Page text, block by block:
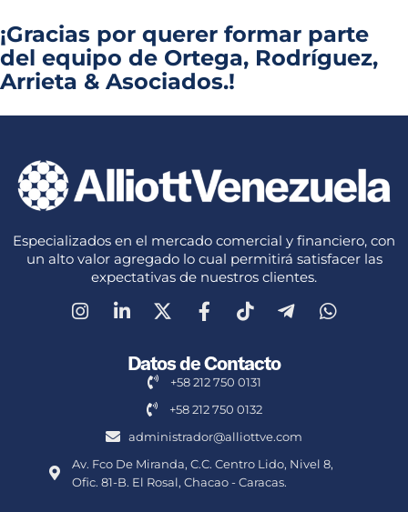
¡Gracias por querer formar parte
del equipo de Ortega, Rodríguez,
Arrieta & Asociados.!
Especializados en el mercado comercial y financiero, con
un alto valor agregado lo cual permitirá satisfacer las
expectativas de nuestros clientes.
Datos de Contacto
+58 212 750 0131
+58 212 750 0132
administrador@alliottve.com
Av. Fco De Miranda, C.C. Centro Lido, Nivel 8,
Ofic. 81-B. El Rosal, Chacao - Caracas.